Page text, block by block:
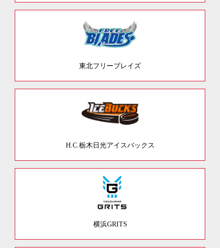
東北フリーブレイズ
H.C.栃木日光アイスバックス
横浜GRITS